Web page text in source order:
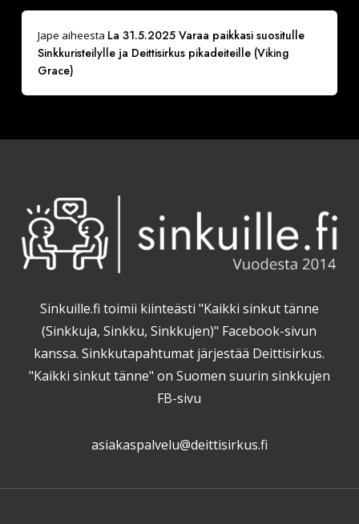
Jape aiheesta La 31.5.2025 Varaa paikkasi suositulle
Sinkkuristeilylle ja Deittisirkus pikadeiteille (Viking
Grace)
Sinkuille.fi toimii kiinteästi "Kaikki sinkut tänne
(Sinkkuja, Sinkku, Sinkkujen)" Facebook-sivun
kanssa. Sinkkutapahtumat järjestää Deittisirkus.
"Kaikki sinkut tänne" on Suomen suurin sinkkujen
FB-sivu
asiakaspalvelu@deittisirkus.fi